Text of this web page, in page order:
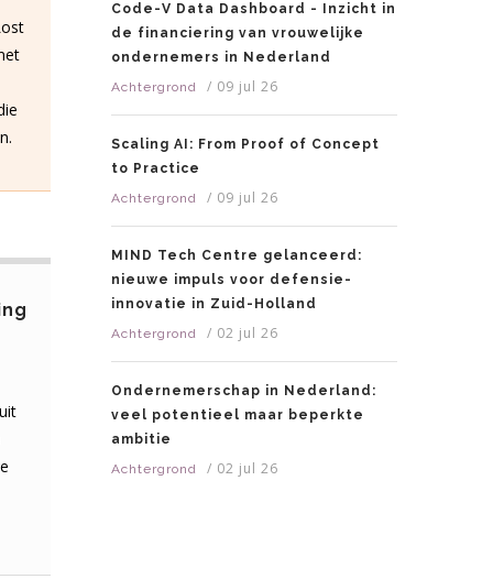
Code-V Data Dashboard - Inzicht in
de financiering van vrouwelijke
ondernemers in Nederland
Achtergrond
/ 09 jul 26
Scaling AI: From Proof of Concept
to Practice
Achtergrond
/ 09 jul 26
MIND Tech Centre gelanceerd:
nieuwe impuls voor defensie-
innovatie in Zuid-Holland
Achtergrond
/ 02 jul 26
Ondernemerschap in Nederland:
veel potentieel maar beperkte
ambitie
Achtergrond
/ 02 jul 26